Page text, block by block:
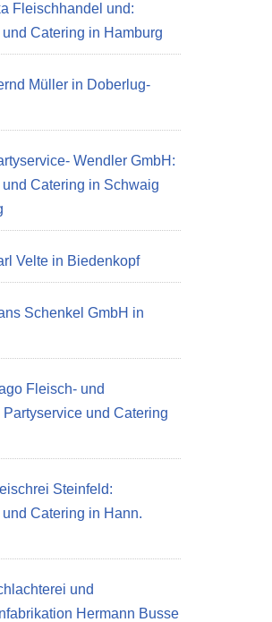
Fleischhandel und:
Catering in Hamburg
Müller in Doberlug-
Wendler GmbH:
und Catering in Schwaig
Velte in Biedenkopf
Schenkel GmbH in
Fleisch- und
und Catering
Steinfeld:
Catering in Hann.
und
Hermann Busse